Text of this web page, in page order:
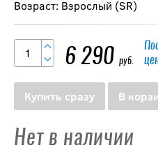
Возраст: Взрослый (SR)
6 290 руб.
Купить сразу В
Нет в наличии